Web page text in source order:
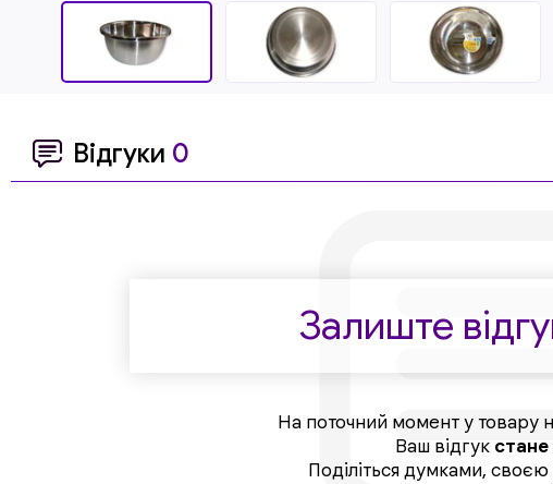
Відгуки 0
Залиште
На поточний момент у товару
Ваш відгук
Поділіться думками,